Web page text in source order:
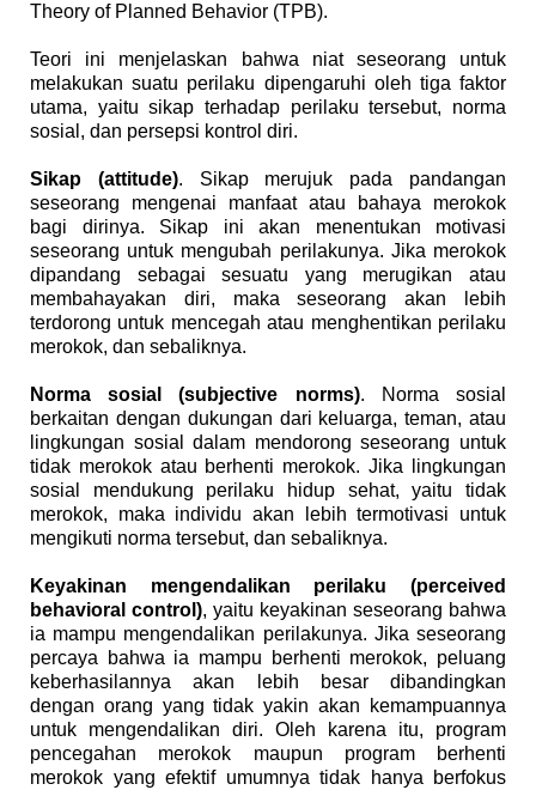
Theory of Planned Behavior (TPB).
Teori ini menjelaskan bahwa niat seseorang untuk
melakukan suatu perilaku dipengaruhi oleh tiga faktor
utama, yaitu sikap terhadap perilaku tersebut, norma
sosial, dan persepsi kontrol diri.
Sikap (attitude). Sikap merujuk pada pandangan
seseorang mengenai manfaat atau bahaya merokok
bagi dirinya. Sikap ini akan menentukan motivasi
seseorang untuk mengubah perilakunya. Jika merokok
dipandang sebagai sesuatu yang merugikan atau
membahayakan diri, maka seseorang akan lebih
terdorong untuk mencegah atau menghentikan perilaku
merokok, dan sebaliknya.
Norma sosial (subjective norms). Norma sosial
berkaitan dengan dukungan dari keluarga, teman, atau
lingkungan sosial dalam mendorong seseorang untuk
tidak merokok atau berhenti merokok. Jika lingkungan
sosial mendukung perilaku hidup sehat, yaitu tidak
merokok, maka individu akan lebih termotivasi untuk
mengikuti norma tersebut, dan sebaliknya.
Keyakinan mengendalikan perilaku (perceived
behavioral control), yaitu keyakinan seseorang bahwa
ia mampu mengendalikan perilakunya. Jika seseorang
percaya bahwa ia mampu berhenti merokok, peluang
keberhasilannya akan lebih besar dibandingkan
dengan orang yang tidak yakin akan kemampuannya
untuk mengendalikan diri. Oleh karena itu, program
pencegahan merokok maupun program berhenti
merokok yang efektif umumnya tidak hanya berfokus